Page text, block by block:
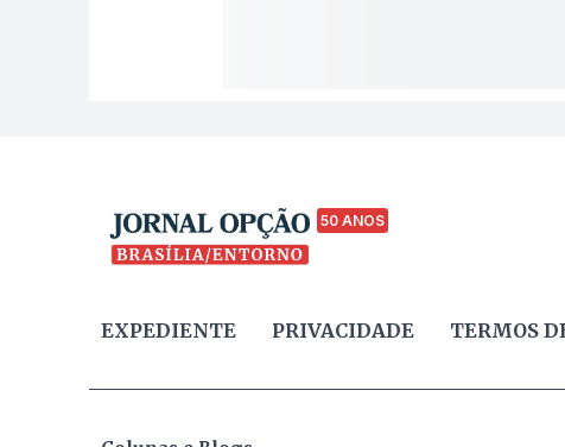
50 ANOS
EXPEDIENTE PRIVACIDADE TERMOS